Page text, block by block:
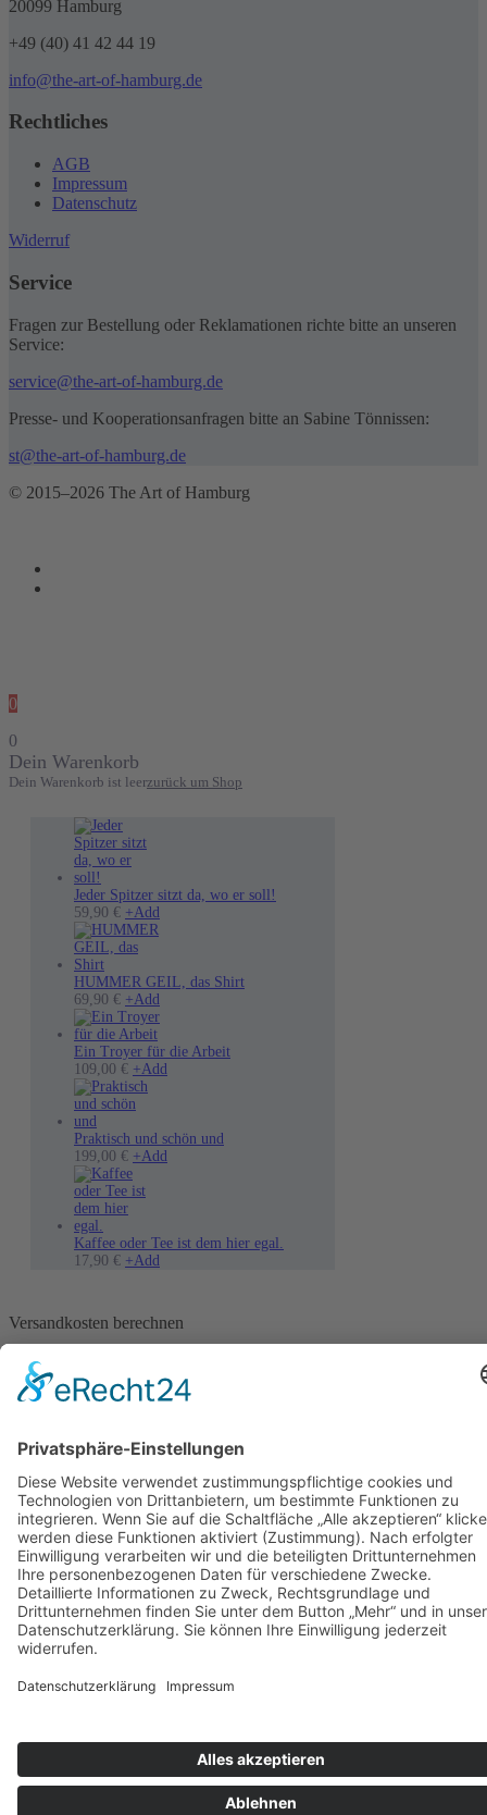
20099 Hamburg
+49 (40) 41 42 44 19
info@the-art-of-hamburg.de
Rechtliches
AGB
Impressum
Datenschutz
Widerruf
Service
Fragen zur Bestellung oder Reklamationen richte bitte an unseren
Service:
service@the-art-of-hamburg.de
Presse- und Kooperationsanfragen bitte an Sabine Tönnissen:
st@the-art-of-hamburg.de
© 2015–2026 The Art of Hamburg
0
0
Dein Warenkorb
Dein Warenkorb ist leerzurück um Shop
Jeder Spitzer sitzt da, wo er soll!
59,90 € +Add
Varianten
Die
können
auf
werden
HUMMER GEIL, das Shirt
69,90 € +Add
Produkt
mehrere
Varianten
können
auf
Ein Troyer für die Arbeit
109,00 € +Add
Varianten
der
Praktisch und schön und
199,00 € +Add
Kaffee oder Tee ist dem hier egal.
17,90 € +Add
Versandkosten berechnen